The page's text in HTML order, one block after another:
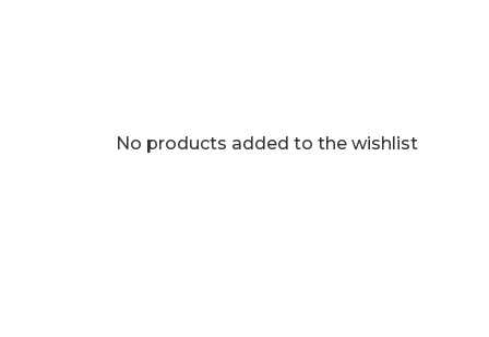
No products added to the wishlist